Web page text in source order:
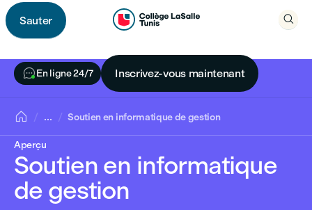
Sauter
 
En ligne 24/7 Inscrivez-vous maintenant
 ... Soutien en informatique de gestion
Aperçu
Soutien en informatique
de gestion